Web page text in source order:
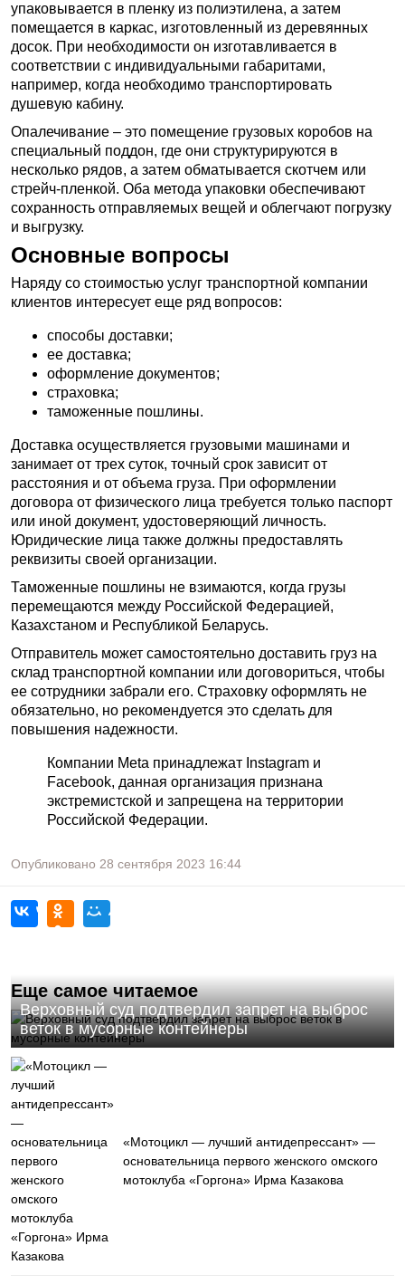
упаковывается в пленку из полиэтилена, а затем
помещается в каркас, изготовленный из деревянных
досок. При необходимости он изготавливается в
соответствии с индивидуальными габаритами,
например, когда необходимо транспортировать
душевую кабину.
Опалечивание – это помещение грузовых коробов на
специальный поддон, где они структурируются в
несколько рядов, а затем обматывается скотчем или
стрейч-пленкой. Оба метода упаковки обеспечивают
сохранность отправляемых вещей и облегчают погрузку
и выгрузку.
Основные вопросы
Наряду со стоимостью услуг транспортной компании
клиентов интересует еще ряд вопросов:
способы доставки;
ее доставка;
оформление документов;
страховка;
таможенные пошлины.
Доставка осуществляется грузовыми машинами и
занимает от трех суток, точный срок зависит от
расстояния и от объема груза. При оформлении
договора от физического лица требуется только паспорт
или иной документ, удостоверяющий личность.
Юридические лица также должны предоставлять
реквизиты своей организации.
Таможенные пошлины не взимаются, когда грузы
перемещаются между Российской Федерацией,
Казахстаном и Республикой Беларусь.
Отправитель может самостоятельно доставить груз на
склад транспортной компании или договориться, чтобы
ее сотрудники забрали его. Страховку оформлять не
обязательно, но рекомендуется это сделать для
повышения надежности.
Компании Meta принадлежат Instagram и
Facebook, данная организация признана
экстремистской и запрещена на территории
Российской Федерации.
Опубликовано 28 сентября 2023 16:44
Еще самое читаемое
Верховный суд подтвердил запрет на выброс
веток в мусорные контейнеры
«Мотоцикл — лучший антидепрессант» —
основательница первого женского омского
мотоклуба «Горгона» Ирма Казакова